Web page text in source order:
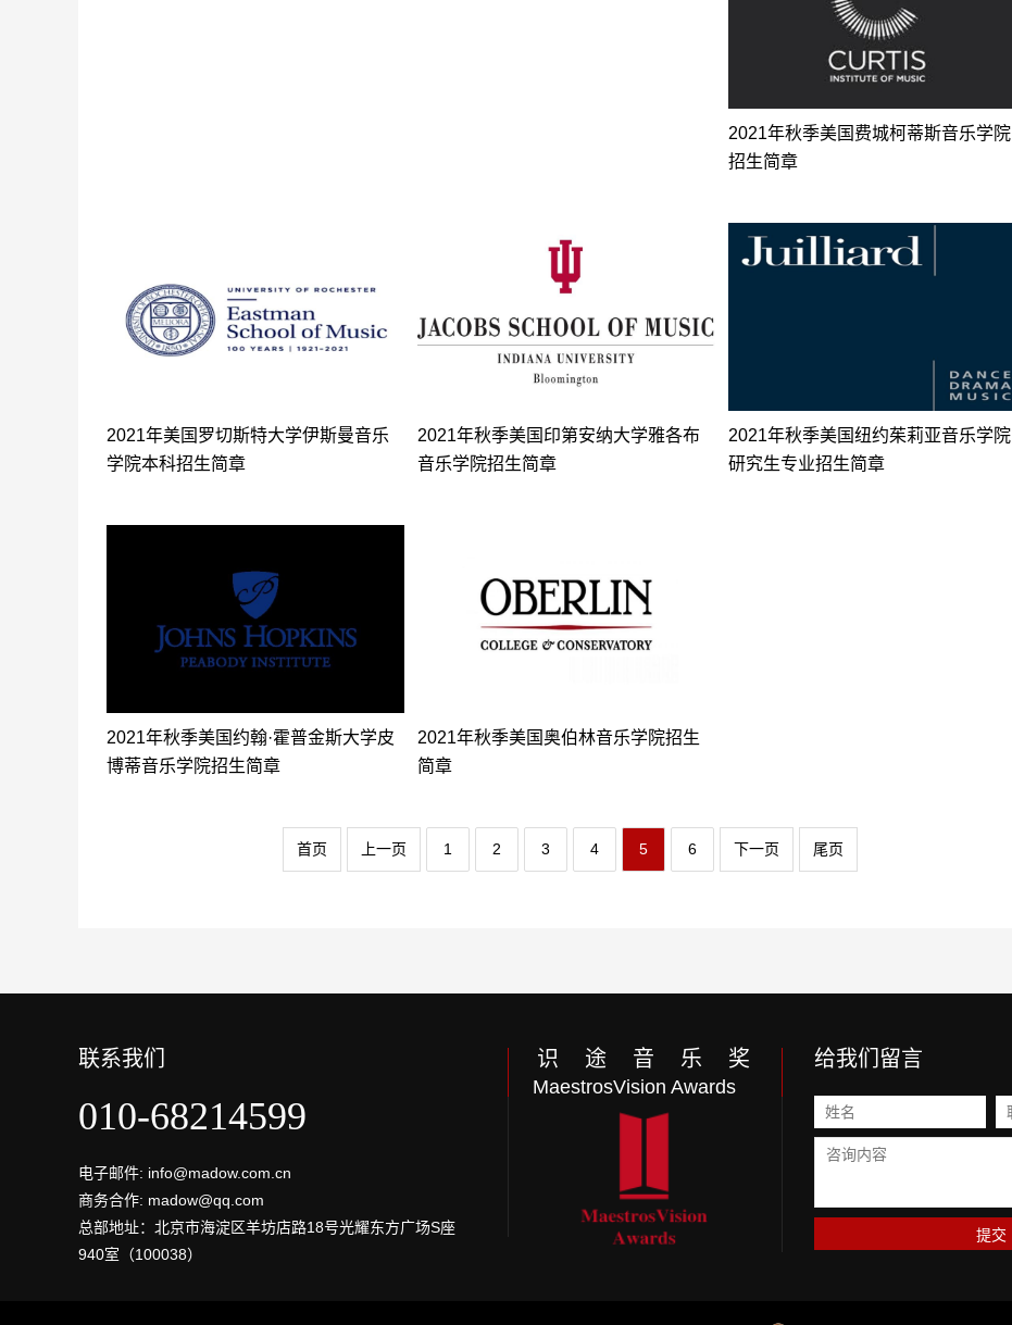
2021年秋季美国费城柯蒂斯音乐学院
招生简章
2021年美国罗切斯特大学伊斯曼音乐
学院本科招生简章
2021年秋季美国印第安纳大学雅各布
音乐学院招生简章
2021年秋季美国纽约茱莉亚音乐学院
研究生专业招生简章
2021年秋季美国约翰·霍普金斯大学皮
博蒂音乐学院招生简章
2021年秋季美国奥伯林音乐学院招生
简章
首页 上一页 1 2 3 4 5 6 下一页 尾页
联系我们
010-68214599
电子邮件: info@madow.com.cn
商务合作: madow@qq.com
总部地址：北京市海淀区羊坊店路18号光耀东方广场S座
940室（100038）
识 途 音 乐 奖
MaestrosVision Awards
给我们留言